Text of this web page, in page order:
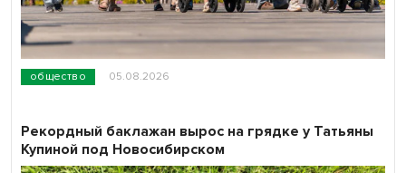
общество 05.08.2026
Рекордный баклажан вырос на грядке у Татьяны
Купиной под Новосибирском